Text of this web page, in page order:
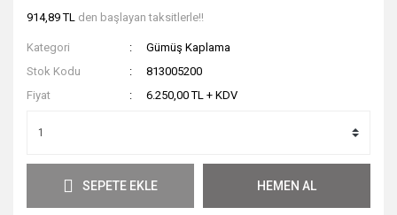
914,89 TL den başlayan taksitlerle!!
Kategori
Gümüş Kaplama
Stok Kodu
813005200
Fiyat
6.250,00 TL + KDV
SEPETE EKLE HEMEN AL